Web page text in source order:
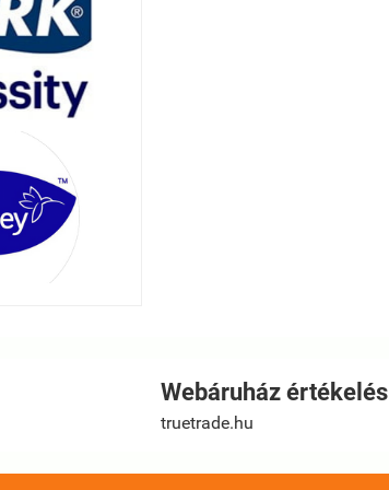
Webáruház értékelés
truetrade.hu